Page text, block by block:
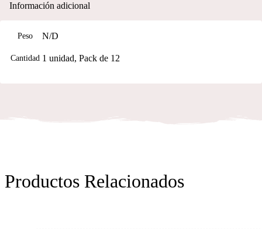
Información adicional
Peso N/D
Cantidad 1 unidad, Pack de 12
Productos Relacionados